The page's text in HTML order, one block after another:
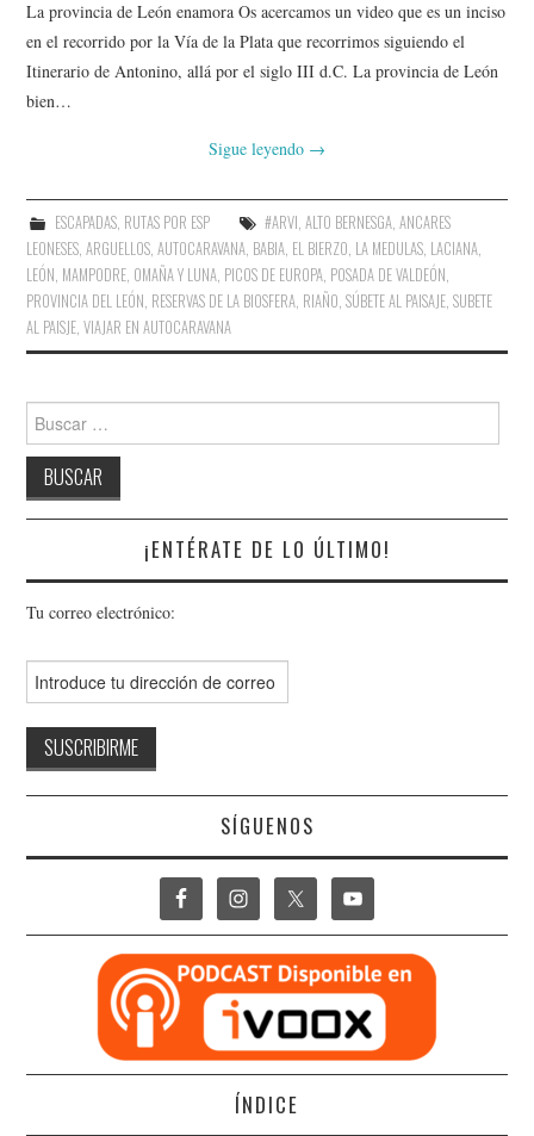
La provincia de León enamora Os acercamos un video que es un inciso
en el recorrido por la Vía de la Plata que recorrimos siguiendo el
Itinerario de Antonino, allá por el siglo III d.C. La provincia de León
bien…
Sigue leyendo →
ESCAPADAS, RUTAS POR ESP #ARVI, ALTO BERNESGA, ANCARES
LEONESES,ARGUELLOS,AUTOCARAVANA, BABIA, EL BIERZO, LA MEDULAS, LACIANA,
LEÓN, MAMPODRE, OMAÑA Y LUNA, PICOS DE EUROPA, POSADA DE VALDEÓN,
PROVINCIA DEL LEÓN, RESERVAS DE LA BIOSFERA, RIAÑO,SÚBETE AL PAISAJE,SUBETE
AL PAISJE,VIAJAR EN AUTOCARAVANA
Buscar:
¡ENTÉRATE DE LO ÚLTIMO!
Tu correo electrónico:
SÍGUENOS
ÍNDICE